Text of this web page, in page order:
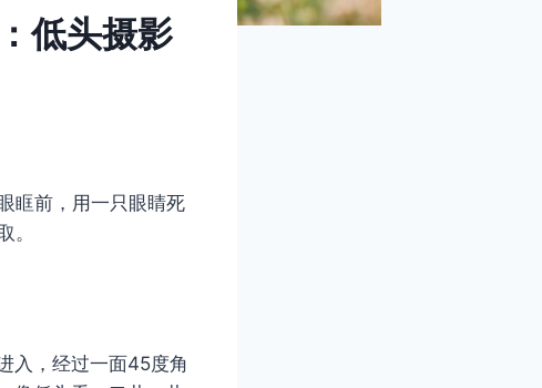
低头摄影
眶前，用一只眼睛死
。
入，经过一面45度角